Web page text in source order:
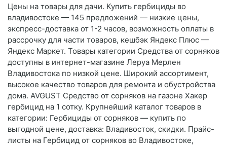
Цены на товары для дачи. Купить гербициды во
владивостоке — 145 предложений — низкие цены,
экспресс-доставка от 1-2 часов, возможность оплаты в
рассрочку для части товаров, кешбэк Яндекс Плюс —
Яндекс Маркет. Товары категории Средства от сорняков
доступны в интернет-магазине Леруа Мерлен
Владивостока по низкой цене. Широкий ассортимент,
высокое качество товаров для ремонта и обустройства
дома. AVGUST Средство от сорняков на газоне Хакер
гербицид на 1 сотку. Крупнейший каталог товаров в
категории: Гербициды от сорняков — купить по
выгодной цене, доставка: Владивосток, скидки. Прайс-
листы на Гербицид от сорняков во Владивостоке,